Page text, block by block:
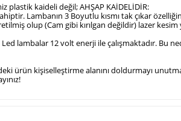
plastik kaideli değil; AHŞAP KAİDELİDİR:
Lambanın 3 Boyutlu kısmı tak çıkar
olup (Cam gibi kırılgan değildir) lazer kesim
lambalar 12 volt enerji ile çalışmaktadır. Bu
ürün kişiselleştirme alanını doldurmayı